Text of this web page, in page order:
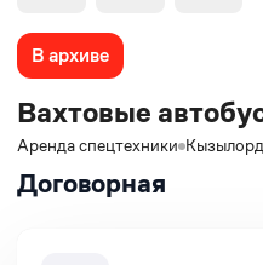
В архиве
Вахтовые
Аренда спецтехники
Договорная